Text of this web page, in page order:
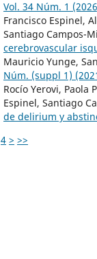
Vol. 34 Núm. 1
Francisco Espinel,
Santiago Campos-
cerebrovascular
Mauricio Yunge,
Núm. (suppl 1)
Rocío Yerovi, Paola
Espinel, Santiago
de delirium y
4 > >>